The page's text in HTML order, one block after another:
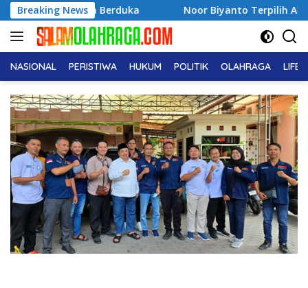
Langsung
ke
konten
Breaking News
Berduka Noor Biyanto Terpilih Aklamasi Pimpin
NASIONAL PERISTIWA HUKUM POLITIK OLAHRAGA